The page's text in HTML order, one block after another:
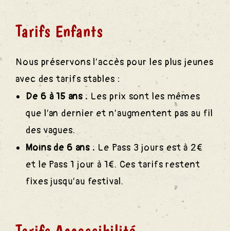
Tarifs Enfants
Nous préservons l’accès pour les plus jeunes
avec des tarifs stables :
De 6 à 15 ans : Les prix sont les mêmes
que l’an dernier et n’augmentent pas au fil
des vagues.
Moins de 6 ans : Le Pass 3 jours est à 2€
et le Pass 1 jour à 1€. Ces tarifs restent
fixes jusqu’au festival.